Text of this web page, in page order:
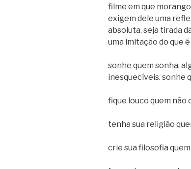
filme em que
exigem dele uma
absoluta, seja tirada
uma imitação do que
sonhe quem sonha.
inesquecíveis. sonhe
fique louco quem não
tenha sua religião
crie sua filosofia